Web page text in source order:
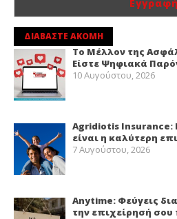
ΔΙΑΒΑΣΤΕ ΑΚΟΜΗ
Το Μέλλον της
Είστε Ψηφιακά
10 Αυγούστου, 2026
Agridiotis Insurance:
είναι η καλύτερη
7 Αυγούστου, 2026
Anytime: Φεύγεις
την επιχείρησή σου